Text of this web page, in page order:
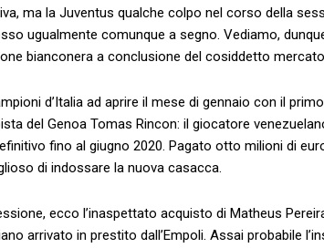
ma la Juventus qualche colpo nel corso della
ugualmente comunque a segno. Vediamo,
bianconera a conclusione del cosiddetto
d’Italia ad aprire il mese di gennaio con il
del Genoa Tomas Rincon: il giocatore
fino al giugno 2020. Pagato otto milioni di
di indossare la nuova casacca.
ecco l’inaspettato acquisto di Matheus
arrivato in prestito dall’Empoli. Assai probabile